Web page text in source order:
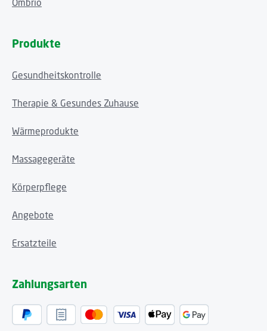
Ombrio
Produkte
Gesundheitskontrolle
Therapie & Gesundes Zuhause
Wärmeprodukte
Massagegeräte
Körperpflege
Angebote
Ersatzteile
Zahlungsarten